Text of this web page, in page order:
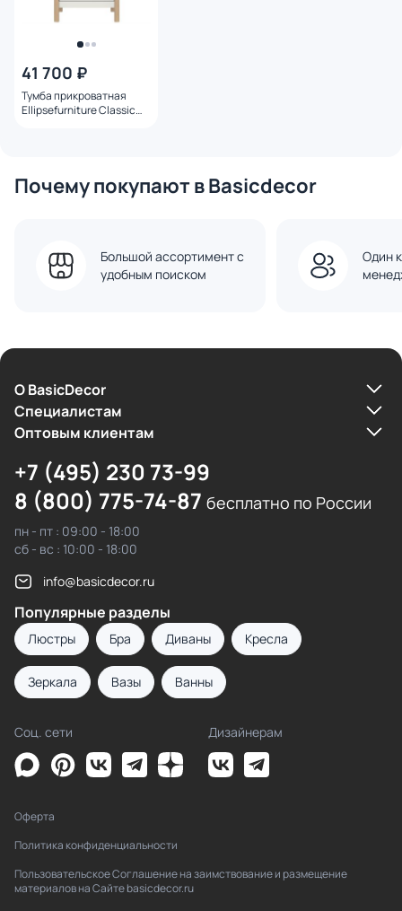
41 700 ₽
Тумба прикроватная
Ellipsefurniture Classic
Почему покупают в Basicdecor
Большой ассортимент с
удобным поиском
Один
О BasicDecor
Cпециалистам
Оптовым клиентам
+7 (495) 230 73-99
8 (800) 775-74-87 бесплатно по России
пн - пт : 09:00 - 18:00
сб - вс : 10:00 - 18:00
info@basicdecor.ru
Популярные разделы
Люстры Бра Диваны Кресла
Зеркала Вазы Ванны
Соц. сети Дизайнерам
Оферта
Политика конфиденциальности
Пользовательское Соглашение на заимствование и размещение
материалов на Сайте basicdecor.ru